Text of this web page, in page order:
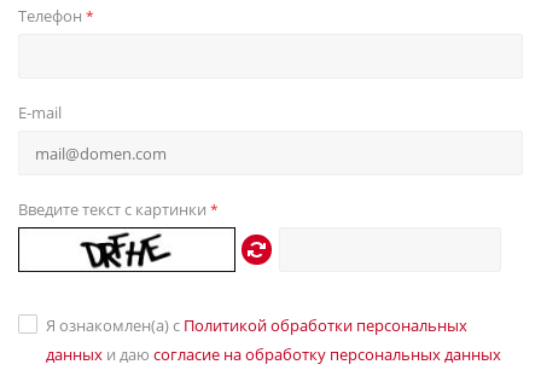
Телефон *
E-mail
Введите текст с картинки *
Я ознакомлен(а) с Политикой обработки персональных
данных и даю согласие на обработку персональных данных